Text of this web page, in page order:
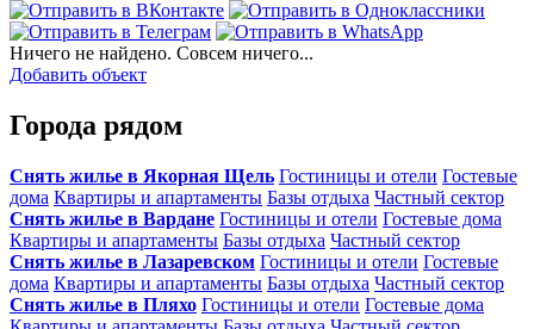
Ничего не найдено. Совсем ничего...
Добавить объект
Города рядом
Снять жилье в Якорная Щель Гостиницы и отели Гостевые
дома Квартиры и апартаменты Базы отдыха Частный сектор
Снять жилье в Вардане Гостиницы и отели Гостевые дома
Квартиры и апартаменты Базы отдыха Частный сектор
Снять жилье в Лазаревском Гостиницы и отели Гостевые
дома Квартиры и апартаменты Базы отдыха Частный сектор
Снять жилье в Пляхо Гостиницы и отели Гостевые дома